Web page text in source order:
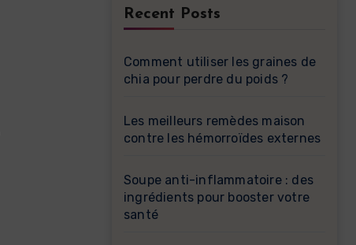
Recent Posts
Comment utiliser les graines de
chia pour perdre du poids ?
Les meilleurs remèdes maison
contre les hémorroïdes externes
Soupe anti-inflammatoire : des
ingrédients pour booster votre
santé